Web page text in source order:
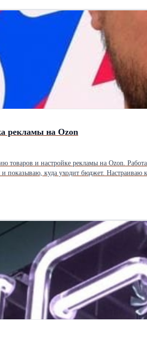
рекламы на Ozon
и настройке рекламы на Ozon. Работаю с
показываю, куда уходит бюджет.